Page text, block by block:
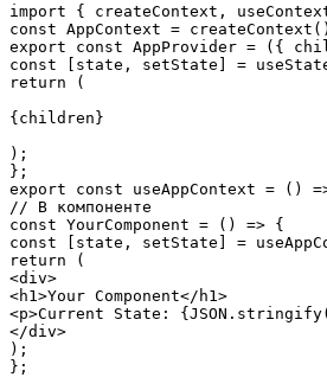
import { createContext,
const AppContext =
export const AppProvider = ({
const [state, setState] =
);
};
export const useAppContext = ()
// В компоненте
const YourComponent = () => {
const [state, setState] =
return (
<div>
<h1>Your Component</h1>
<p>Current State:
</div>
);
};